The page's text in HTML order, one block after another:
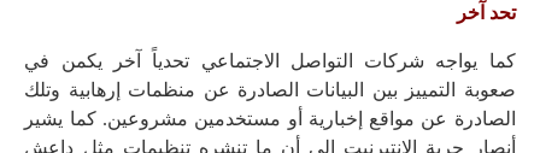
تحد آخر
كما يواجه شركات التواصل الاجتماعي تحدياً آخر يكمن في
صعوبة التمييز بين البيانات الصادرة عن منظمات إرهابية وتلك
الصادرة عن مواقع إخبارية أو مستخدمين مشروعين. كما يشير
أنصار حرية الإنتيرنيت إلى أن ما تنشره تنظيمات مثل داعش